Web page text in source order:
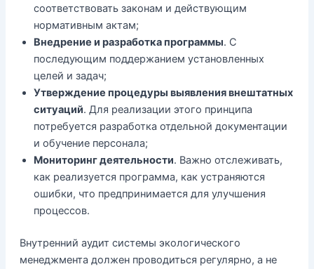
соответствовать законам и действующим
нормативным актам;
Внедрение и разработка программы. С
последующим поддержанием установленных
целей и задач;
Утверждение процедуры выявления внештатных
ситуаций. Для реализации этого принципа
потребуется разработка отдельной документации
и обучение персонала;
Мониторинг деятельности. Важно отслеживать,
как реализуется программа, как устраняются
ошибки, что предпринимается для улучшения
процессов.
Внутренний аудит системы экологического
менеджмента должен проводиться регулярно, а не